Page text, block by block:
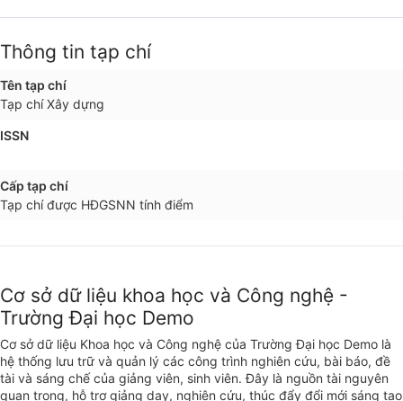
Thông tin tạp chí
Tên tạp chí
Tạp chí Xây dựng
ISSN
Cấp tạp chí
Tạp chí được HĐGSNN tính điểm
Cơ sở dữ liệu khoa học và Công nghệ -
Trường Đại học Demo
Cơ sở dữ liệu Khoa học và Công nghệ của Trường Đại học Demo là
hệ thống lưu trữ và quản lý các công trình nghiên cứu, bài báo, đề
tài và sáng chế của giảng viên, sinh viên. Đây là nguồn tài nguyên
quan trọng, hỗ trợ giảng dạy, nghiên cứu, thúc đẩy đổi mới sáng tạo